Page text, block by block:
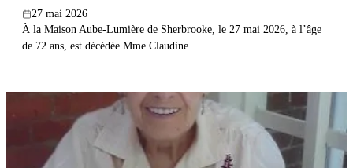
27 mai 2026
À la Maison Aube-Lumière de Sherbrooke, le 27 mai 2026, à l’âge
de 72 ans, est décédée Mme Claudine...